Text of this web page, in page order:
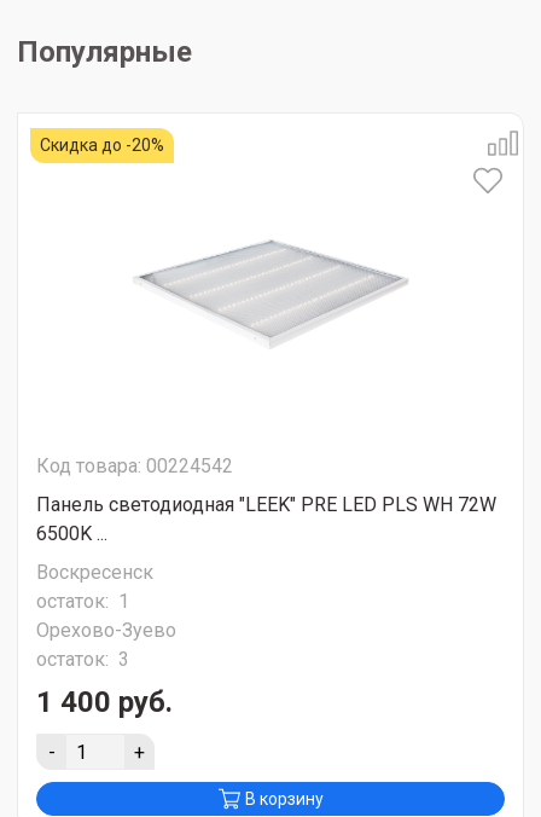
Популярные
Скидка до -20%
Код товара: 00224542
Панель светодиодная "LEEK" PRE LED PLS WH 72W
6500K ...
Воскресенск
остаток: 1
Орехово-Зуево
остаток: 3
1 400 руб.
- +
В корзину